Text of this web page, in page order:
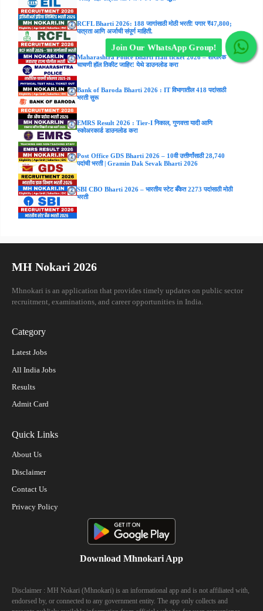
RCFL Bharti 2026: 188 जागांसाठी मोठी भरती! पगार ₹47,800;
पात्रता आणि अर्जाची संपूर्ण माहिती.
Maharashtra Police Bharti Hall ticket 2026 – शारीरिक
चाचणी हॉल तिकीट जाहिर! येथे डाउनलोड करा
Bank of Baroda Bharti 2026 : IT विभागातील 418 पदांसाठी
भरती सुरू
EMRS Result 2026 : Tier-I निकाल, गुणवत्ता यादी आणि
स्कोअरकार्ड डाउनलोड करा
Post Office GDS Bharti 2026 – 10वी उत्तीर्णांसाठी 28,740
पदांची भरती | Gramin Dak Sevak Bharti 2026
SBI CBO Bharti 2026 – भारतीय स्टेट बँकेत 2273 पदांसाठी मोठी
भरती
MH Nokari 2026
Mhnokari is an application that provides timely updates on public sector
recruitment, examinations, and career opportunities in India.
Category
Latest Jobs
All India Jobs
Results
Admit Card
Quick Links
About Us
Disclaimer
Contact Us
Privacy Policy
Download Mhnokari App
Disclaimer : MH Nokari (Mhnokari) is an informational app and is not affiliated with,
endorsed by, or connected to any government entity. The app only collects and
Join Our WhatsApp Group!